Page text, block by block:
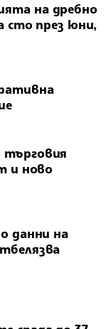
на дребно
сто през юни,
търговия
и ново
данни на